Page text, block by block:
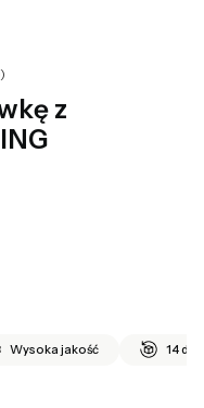
z
Wysoka jakość 14 dni